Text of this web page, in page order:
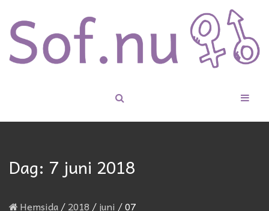
Dag: 7 juni 2018
Hemsida/2018/juni/07